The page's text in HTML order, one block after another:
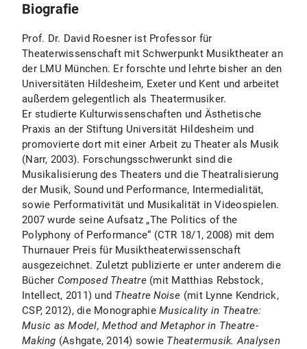
Biografie
Prof. Dr. David Roesner ist Professor für
Theaterwissenschaft mit Schwerpunkt Musiktheater an
der LMU München. Er forschte und lehrte bisher an den
Universitäten Hildesheim, Exeter und Kent und arbeitet
außerdem gelegentlich als Theatermusiker.
Er studierte Kulturwissenschaften und Ästhetische
Praxis an der Stiftung Universität Hildesheim und
promovierte dort mit einer Arbeit zu Theater als Musik
(Narr, 2003). Forschungsschwerunkt sind die
Musikalisierung des Theaters und die Theatralisierung
der Musik, Sound und Performance, Intermedialität,
sowie Performativität und Musikalität in Videospielen.
2007 wurde seine Aufsatz „The Politics of the
Polyphony of Performance“ (CTR 18/1, 2008) mit dem
Thurnauer Preis für Musiktheaterwissenschaft
ausgezeichnet. Zuletzt publizierte er unter anderem die
Bücher Composed Theatre(mit Matthias Rebstock,
Intellect, 2011) und Theatre Noise (mit Lynne Kendrick,
CSP, 2012), die Monographie Musicality in Theatre:
Music as Model, Method and Metaphor in Theatre-
Making (Ashgate, 2014) sowie Theatermusik. Analysen